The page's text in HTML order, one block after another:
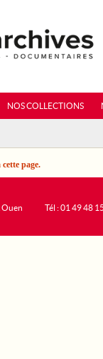
NOS COLLECTIONS
page.
Ouen
Tél : 01 49 48